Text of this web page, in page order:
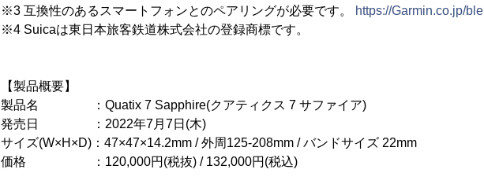
※3 互換性のあるスマートフォンとのペアリングが必要です。
https://Garmin.co.jp/ble
※4 Suicaは東日本旅客鉄道株式会社の登録商標です。
【製品概要】
製品名 ：Quatix 7 Sapphire(クアティクス 7 サファイア)
発売日 ：2022年7月7日(木)
サイズ(W×H×D)：47×47×14.2mm / 外周125-208mm / バンドサイズ 22mm
価格 ：120,000円(税抜) / 132,000円(税込)